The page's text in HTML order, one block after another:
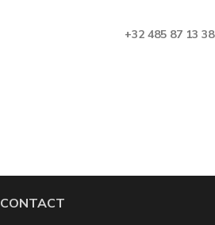
+32 485 87 13 38
CONTACT